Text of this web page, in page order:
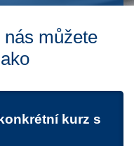
můžete
kurz s